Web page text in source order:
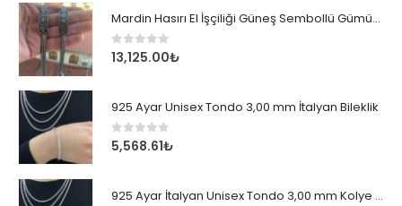
Mardin Hasırı El İşçiliği Güneş Sembollü Gümüş Erkek Bileklik
0out of 5
13,125.00₺
925 Ayar Unisex Tondo 3,00 mm İtalyan Bileklik
0 out of 5
5,568.61₺
925 Ayar İtalyan Unisex Tondo 3,00 mm Kolye Zincir